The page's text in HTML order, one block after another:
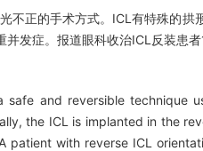
不正的手术方式。ICL有特殊的
发症。报道眼科收治ICL反装患
and reversible technique
the ICL is implanted in the
with reverse ICL